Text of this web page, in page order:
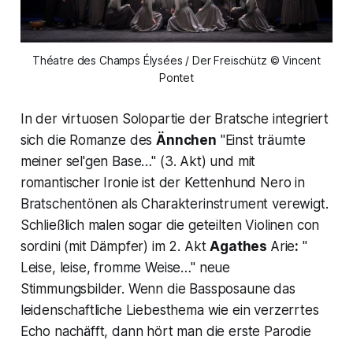
Théatre des Champs Élysées / Der Freischütz © Vincent
Pontet
In der virtuosen Solopartie der Bratsche integriert
sich die Romanze desÄnnchen "Einst träumte
meiner sel'gen Base…" (3. Akt) und mit
romantischer Ironie ist der Kettenhund Nero in
Bratschentönen als Charakterinstrument verewigt.
Schließlich malen sogar die geteilten Violinen con
sordini (mit Dämpfer) im 2. AktAgathes Arie: "
Leise, leise, fromme Weise…"neue
Stimmungsbilder. Wenn die Bassposaune das
leidenschaftliche Liebesthema wie ein verzerrtes
Echo nachäfft, dann hört man die erste Parodie